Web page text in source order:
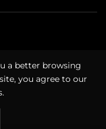
a better browsing
you agree to our